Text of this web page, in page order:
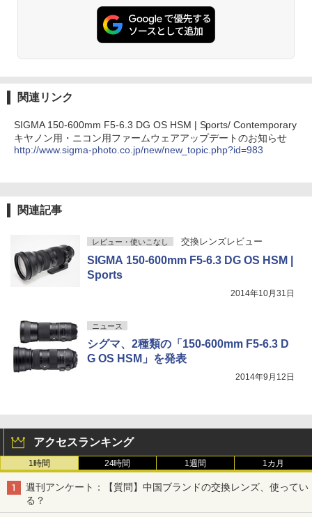
関連リンク
SIGMA 150-600mm F5-6.3 DG OS HSM | Sports/ Contemporary
キヤノン用・ニコン用ファームウェアアップデートのお知らせ
http://www.sigma-photo.co.jp/new/new_topic.php?id=983
関連記事
レビュー・使いこなし 交換レンズレビュー
SIGMA 150-600mm F5-6.3 DG OS HSM |
Sports
2014年10月31日
ニュース
シグマ、2種類の「150-600mm F5-6.3 D
G OS HSM」を発表
2014年9月12日
アクセスランキング
1時間 24時間 1週間 1カ月
週刊アンケート：【質問】中国ブランドの交換レンズ、使ってい
る？